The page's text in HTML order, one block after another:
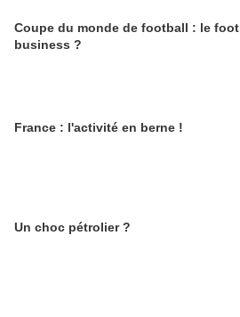
Coupe du monde de football : le foot
business ?
France : l'activité en berne !
Un choc pétrolier ?